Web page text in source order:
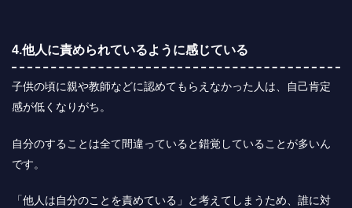
4.他人に責められているように感じている
子供の頃に親や教師などに認めてもらえなかった人は、自己肯定
感が低くなりがち。
自分のすることは全て間違っていると錯覚していることが多いん
です。
「他人は自分のことを責めている」と考えてしまうため、誰に対